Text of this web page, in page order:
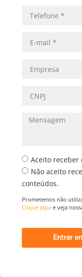
Aceito receber
Não aceito
conteúdos.
Prometemos não
Clique aqui e veja
Entrar